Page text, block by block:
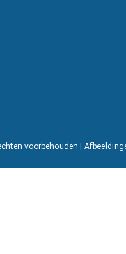
voorbehouden |